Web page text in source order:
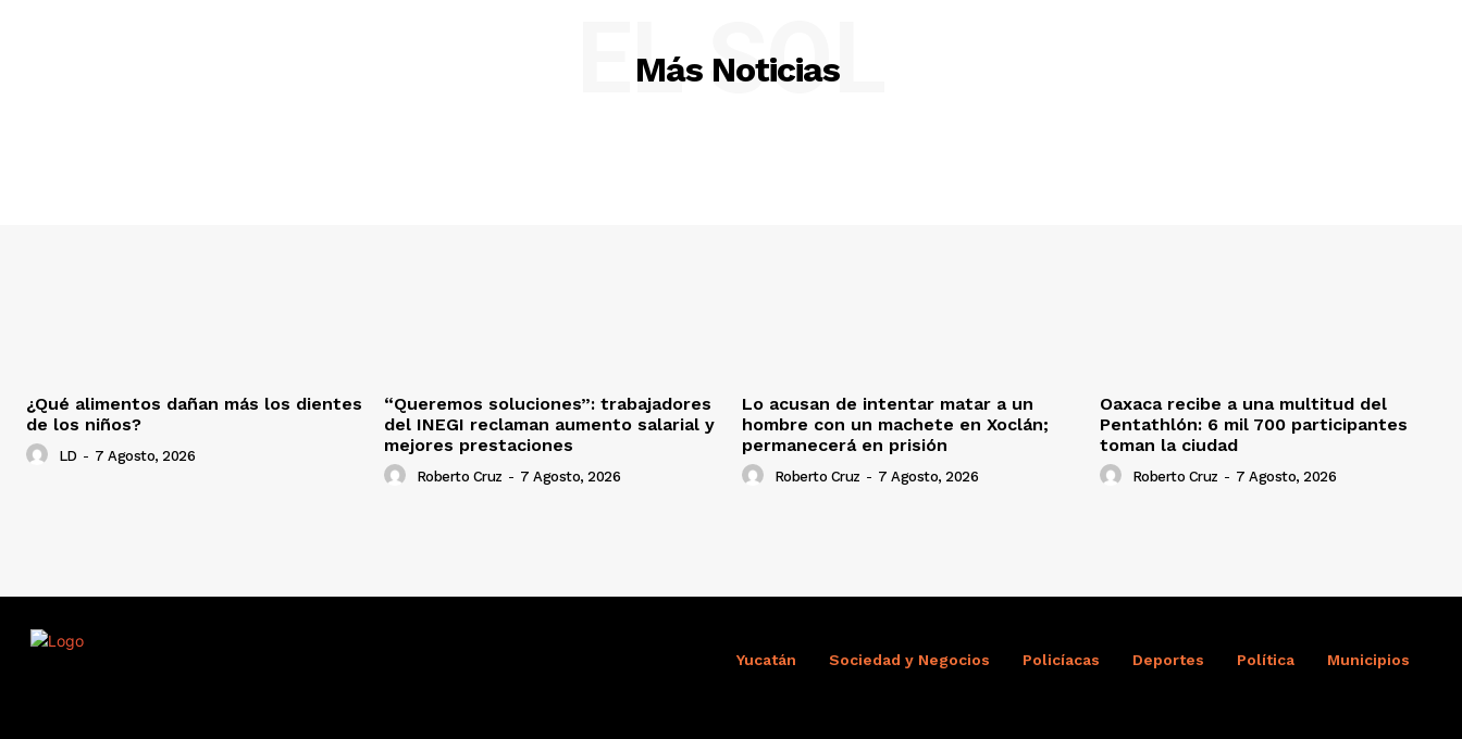
Más Noticias
EL SOL
¿Qué alimentos dañan más los dientes
de los niños?
LD - 7 Agosto, 2026
“Queremos soluciones”: trabajadores
del INEGI reclaman aumento salarial y
mejores prestaciones
Roberto Cruz - 7 Agosto, 2026
Lo acusan de intentar matar a un
hombre con un machete en Xoclán;
permanecerá en prisión
Roberto Cruz - 7 Agosto, 2026
Oaxaca recibe a una multitud del
Pentathlón: 6 mil 700 participantes
toman la ciudad
Roberto Cruz - 7 Agosto, 2026
Yucatán Sociedad y Negocios Policíacas Deportes Política Municipios